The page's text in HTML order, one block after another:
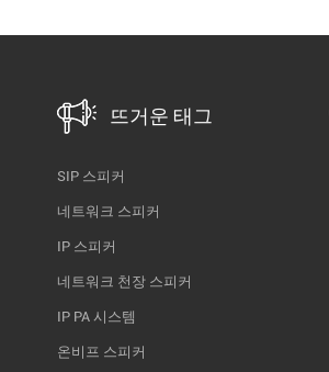
뜨거운 태그
SIP 스피커
네트워크 스피커
IP 스피커
네트워크 천장 스피커
IP PA 시스템
온비프 스피커